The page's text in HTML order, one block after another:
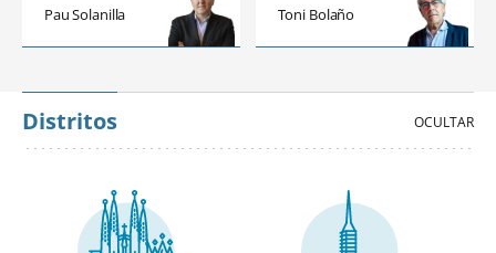
Pau Solanilla Toni Bolaño
Distritos